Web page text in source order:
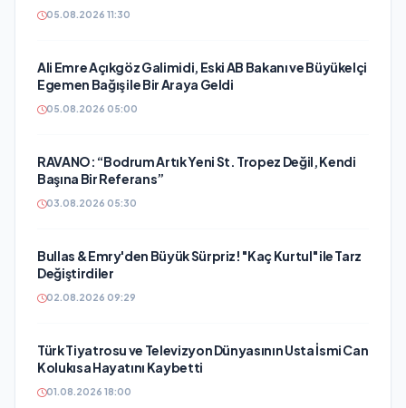
05.08.2026 11:30
Ali Emre Açıkgöz Galimidi, Eski AB Bakanı ve Büyükelçi
Egemen Bağış ile Bir Araya Geldi
05.08.2026 05:00
RAVANO: “Bodrum Artık Yeni St. Tropez Değil, Kendi
Başına Bir Referans”
03.08.2026 05:30
Bullas & Emry'den Büyük Sürpriz! "Kaç Kurtul" ile Tarz
Değiştirdiler
02.08.2026 09:29
Türk Tiyatrosu ve Televizyon Dünyasının Usta İsmi Can
Kolukısa Hayatını Kaybetti
01.08.2026 18:00